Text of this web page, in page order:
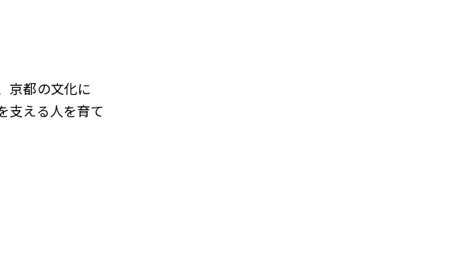
京都の文化に
支える人を育て